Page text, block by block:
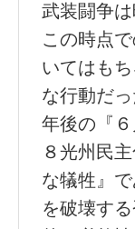
武装闘争
この時点
いてはも
な行動だ
年後の『
８光州民
な犠牲』
を破壊す